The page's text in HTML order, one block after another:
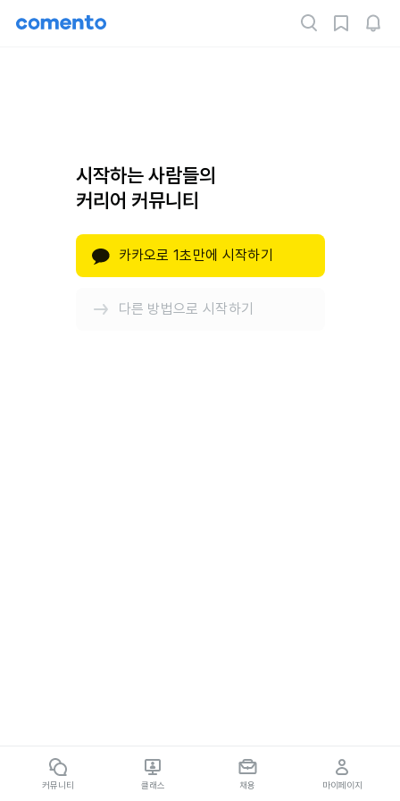
시작하는 사람들의
커리어 커뮤니티
카카오로 1초만에 시작하기
다른 방법으로 시작하기
커뮤니티 클래스 채용 마이페이지